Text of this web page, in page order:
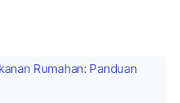
Rumahan: Panduan